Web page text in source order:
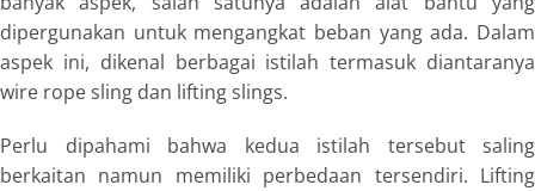
dipergunakan untuk mengangkat beban yang ada. Dalam
aspek ini, dikenal berbagai istilah termasuk diantaranya
wire rope sling dan lifting slings.
Perlu dipahami bahwa kedua istilah tersebut saling
berkaitan namun memiliki perbedaan tersendiri. Lifting